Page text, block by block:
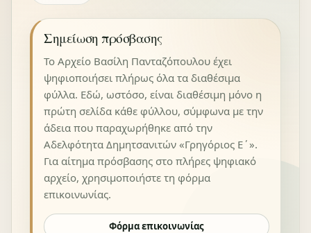
Σημείωση πρόσβασης
Το Αρχείο Βασίλη Πανταζόπουλου έχει
ψηφιοποιήσει πλήρως όλα τα διαθέσιμα
φύλλα. Εδώ, ωστόσο, είναι διαθέσιμη μόνο η
πρώτη σελίδα κάθε φύλλου, σύμφωνα με την
άδεια που παραχωρήθηκε από την
Αδελφότητα Δημητσανιτών «Γρηγόριος Ε΄».
Για αίτημα πρόσβασης στο πλήρες ψηφιακό
αρχείο, χρησιμοποιήστε τη φόρμα
επικοινωνίας.
Φόρμα επικοινωνίας